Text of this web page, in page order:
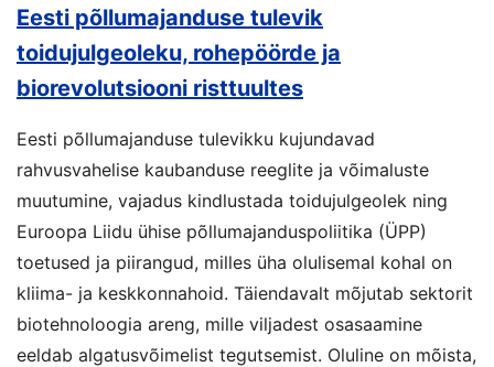
Eesti põllumajanduse tulevik
toidujulgeoleku, rohepöörde ja
biorevolutsiooni risttuultes
Eesti põllumajanduse tulevikku kujundavad
rahvusvahelise kaubanduse reeglite ja võimaluste
muutumine, vajadus kindlustada toidujulgeolek ning
Euroopa Liidu ühise põllumajanduspoliitika (ÜPP)
toetused ja piirangud, milles üha olulisemal kohal on
kliima- ja keskkonnahoid. Täiendavalt mõjutab sektorit
biotehnoloogia areng, mille viljadest osasaamine
eeldab algatusvõimelist tegutsemist. Oluline on mõista,